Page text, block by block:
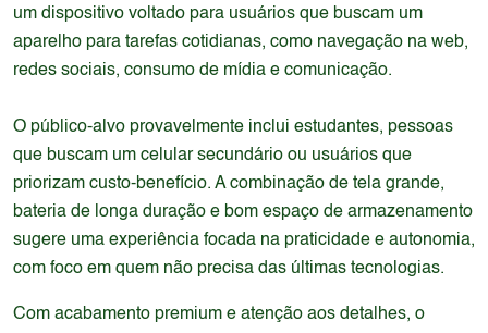
um dispositivo voltado para usuários que buscam um
aparelho para tarefas cotidianas, como navegação na web,
redes sociais, consumo de mídia e comunicação.
O público-alvo provavelmente inclui estudantes, pessoas
que buscam um celular secundário ou usuários que
priorizam custo-benefício. A combinação de tela grande,
bateria de longa duração e bom espaço de armazenamento
sugere uma experiência focada na praticidade e autonomia,
com foco em quem não precisa das últimas tecnologias.
Com acabamento premium e atenção aos detalhes, o